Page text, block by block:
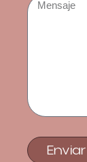
Enviar